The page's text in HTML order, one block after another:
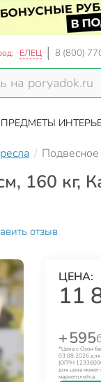
ЕЛЕЦ 8 (800)
ПРЕДМЕТЫ
160 кг,
отзыв
ЦЕНА:
11
+ 595
*Цена с Озон
03.08.2026 для
(ОГРН
дня цена может
маркетплейса.